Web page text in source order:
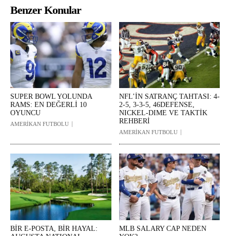
Benzer Konular
SUPER BOWL YOLUNDA
RAMS: EN DEĞERLİ 10
OYUNCU
AMERİKAN FUTBOLU
NFL’İN SATRANÇ TAHTASI: 4-
2-5, 3-3-5, 46DEFENSE,
NICKEL-DIME VE TAKTİK
REHBERİ
AMERİKAN FUTBOLU
BİR E-POSTA, BİR HAYAL:
MLB SALARY CAP NEDEN